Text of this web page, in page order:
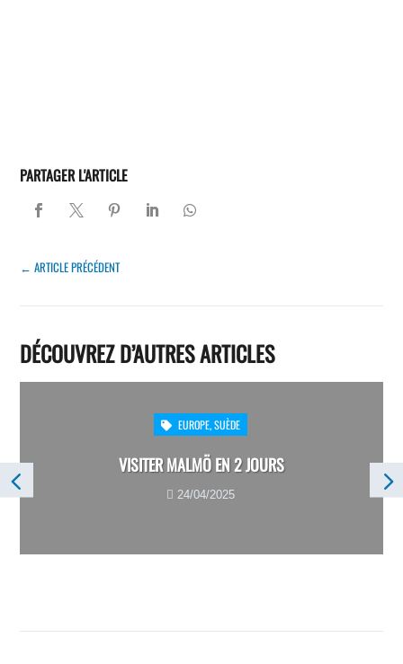
PARTAGER L'ARTICLE
←ARTICLE PRÉCÉDENT
DÉCOUVREZ D’AUTRES ARTICLES
 EUROPE,SUÈDE
VISITER MALMÖ EN 2 JOURS
24/04/2025